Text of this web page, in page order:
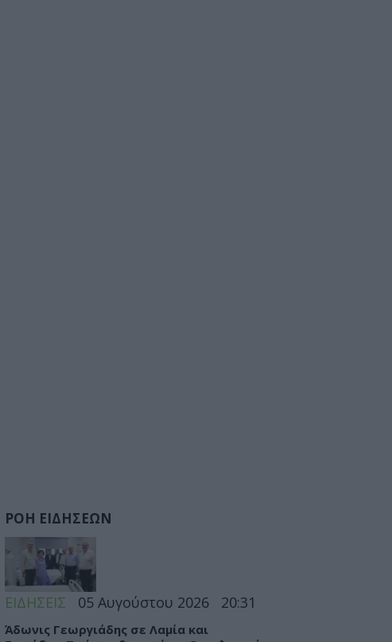
ΡΟΗ ΕΙΔΗΣΕΩΝ
ΕΙΔΗΣΕΙΣ 05 Αυγούστου 2026 20:31
Άδωνις Γεωργιάδης σε Λαμία και